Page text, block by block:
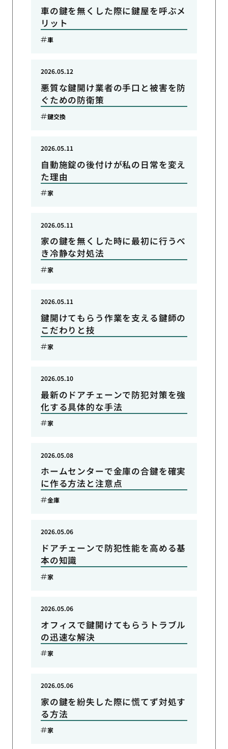
車の鍵を無くした際に鍵屋を呼ぶメ
リット
車
悪質な鍵開け業者の手口と被害を防
ぐための防衛策
2026.05.12
鍵交換
自動施錠の後付けが私の日常を変え
た理由
2026.05.11
家
家の鍵を無くした時に最初に行うべ
き冷静な対処法
2026.05.11
家
鍵開けてもらう作業を支える鍵師の
こだわりと技
2026.05.11
家
最新のドアチェーンで防犯対策を強
化する具体的な手法
2026.05.10
家
ホームセンターで金庫の合鍵を確実
に作る方法と注意点
2026.05.08
金庫
ドアチェーンで防犯性能を高める基
本の知識
2026.05.06
家
オフィスで鍵開けてもらうトラブル
の迅速な解決
2026.05.06
家
家の鍵を紛失した際に慌てず対処す
る方法
2026.05.06
家